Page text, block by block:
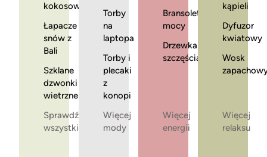
kokosowe
Łapacze
snów z
Bali
Szklane
dzwonki
wietrzne
Sprawdź
wszystkie
Torby
na
laptopa
Torby i
plecaki
z
konopi
Więcej
mody
Bransoletki
mocy
Drzewka
szczęścia
Więcej
energii
kąpieli
Dyfuzor
kwiatowy
Wosk
Więcej
relaksu